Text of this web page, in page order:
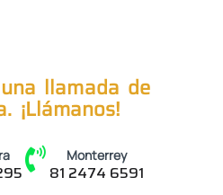
llamada de
¡Llámanos!
Monterrey
81 2474 6591